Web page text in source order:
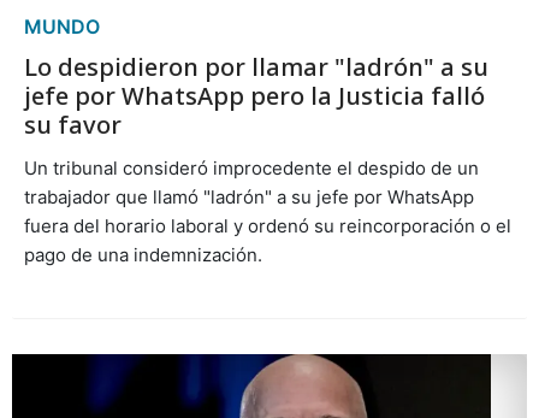
MUNDO
Lo despidieron por llamar "ladrón" a su
jefe por WhatsApp pero la Justicia falló
su favor
Un tribunal consideró improcedente el despido de un
trabajador que llamó "ladrón" a su jefe por WhatsApp
fuera del horario laboral y ordenó su reincorporación o el
pago de una indemnización.